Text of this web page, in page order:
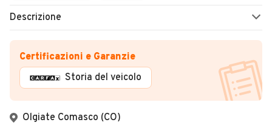
Descrizione
Certificazioni e Garanzie
Storia del veicolo
Olgiate Comasco (CO)